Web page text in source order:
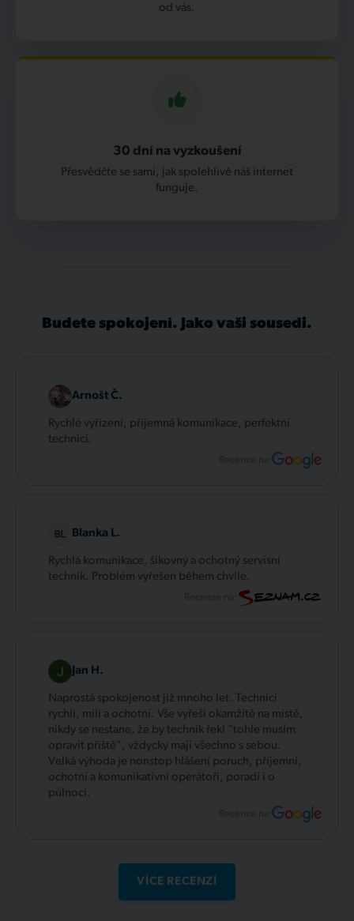
od vás.
30 dní na vyzkoušení
Přesvědčte se sami, jak spolehlivě náš internet
funguje.
Budete spokojení. Jako vaši sousedi.
Arnošt Č.
Rychlé vyřízení, příjemná komunikace, perfektní
technici.
Recenze na:
Blanka L.
Rychlá komunikace, šikovný a ochotný servisní
technik. Problém vyřešen během chvíle.
Jan H.
Naprostá spokojenost již mnoho let. Technici
rychlí, milí a ochotní. Vše vyřeší okamžitě na místě,
nikdy se nestane, že by technik řekl "tohle musím
opravit příště", vždycky mají všechno s sebou.
Velká výhoda je nonstop hlášení poruch, příjemní,
ochotní a komunikativní operátoři, poradí i o
půlnoci.
Recenze na:
VÍCE RECENZÍ